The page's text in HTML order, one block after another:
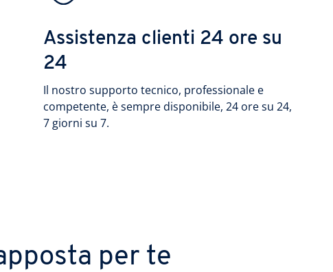
Assistenza clienti 24 ore su
24
Il nostro supporto tecnico, professionale e
competente, è sempre disponibile, 24 ore su 24,
7 giorni su 7.
per te